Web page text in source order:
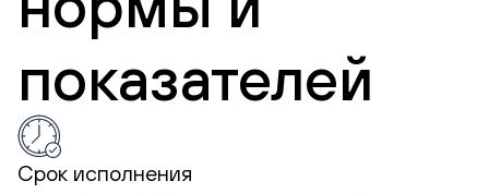
показателей
Срок исполнения